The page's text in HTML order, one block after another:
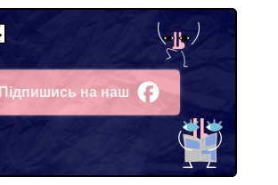
Підпишись на наш
Facebook